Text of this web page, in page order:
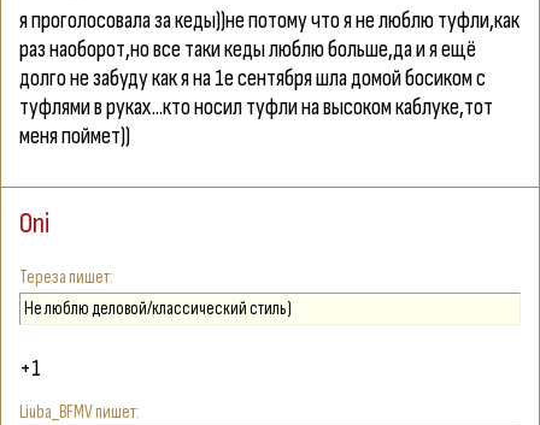
я проголосовала за кеды))не потому что я не люблю туфли,как
раз наоборот,но все таки кеды люблю больше,да и я ещё
долго не забуду как я на 1е сентября шла домой босиком с
туфлями в руках...кто носил туфли на высоком каблуке,тот
меня поймет))
Oni
Тереза
Не люблю деловой/классический стиль)
+1
Liuba_BFMV